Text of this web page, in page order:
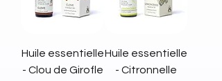
Huile essentielle
- Clou de Girofle
Huile essentielle
- Citronnelle